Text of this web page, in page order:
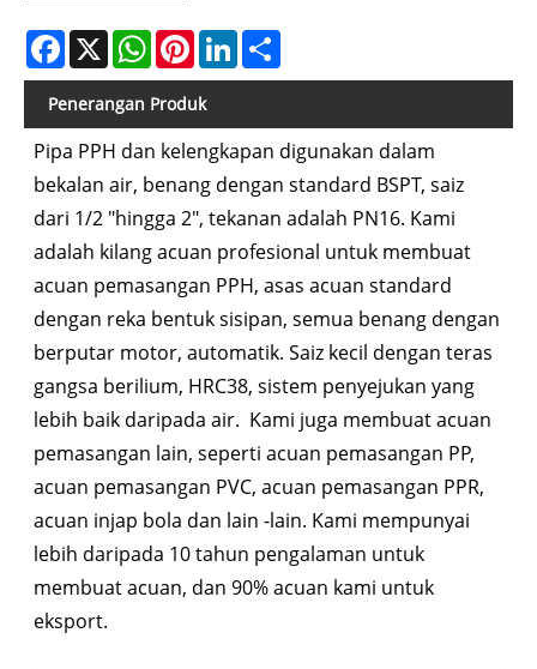
Facebook
X WhatsAppPinterestLinkedIn
Penerangan Produk
Pipa PPH dan kelengkapan digunakan dalam
bekalan air, benang dengan standard BSPT, saiz
dari 1/2 "hingga 2", tekanan adalah PN16. Kami
adalah kilang acuan profesional untuk membuat
acuan pemasangan PPH, asas acuan standard
dengan reka bentuk sisipan, semua benang dengan
berputar motor, automatik. Saiz kecil dengan teras
gangsa berilium, HRC38, sistem penyejukan yang
lebih baik daripada air. Kami juga membuat acuan
pemasangan lain, seperti acuan pemasangan PP,
acuan pemasangan PVC, acuan pemasangan PPR,
acuan injap bola dan lain -lain. Kami mempunyai
lebih daripada 10 tahun pengalaman untuk
membuat acuan, dan 90% acuan kami untuk
eksport.